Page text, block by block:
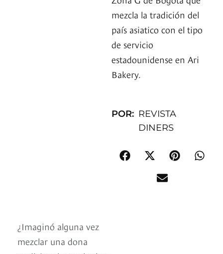
mezcla la tradición del
país asiatico con el tipo
de servicio
estadounidense en Ari
Bakery.
POR: REVISTA
DINERS
¿Imaginó alguna vez
mezclar una dona